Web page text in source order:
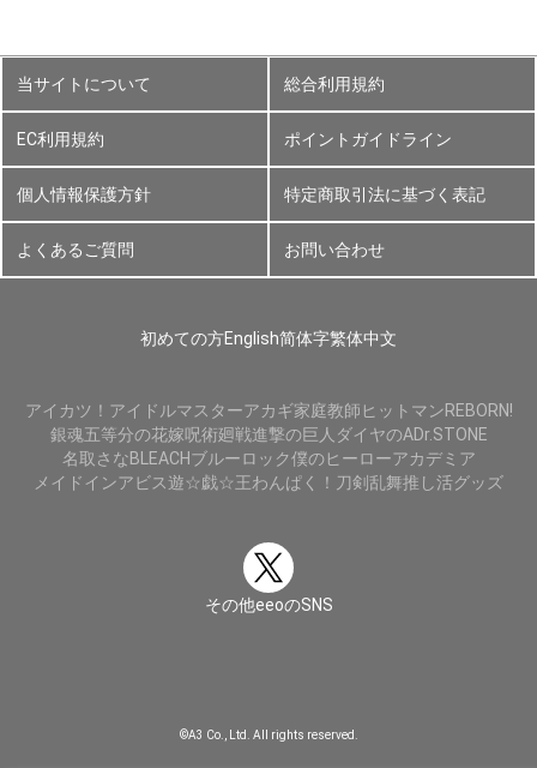
当サイトについて 総合利用規約
EC利用規約 ポイントガイドライン
個人情報保護方針 特定商取引法に基づく表記
よくあるご質問 お問い合わせ
初めての方English简体字繁体中文
アイカツ！ アイドルマスターアカギ家庭教師ヒットマンREBORN!
銀魂五等分の花嫁呪術廻戦進撃の巨人 ダイヤのADr.STONE
名取さなBLEACHブルーロック僕のヒーローアカデミア
メイドインアビス遊☆戯☆王わんぱく！刀剣乱舞推し活グッズ
その他eeoのSNS
©A3 Co., Ltd. All rights reserved.